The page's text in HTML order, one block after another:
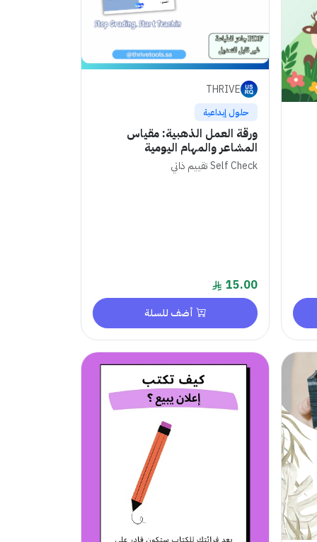
THRIVE
حلول إبداعية
ورقة العمل الذهبية: مقياس
المشاعر والمهام اليومية
Self Check تقييم ذاتي
15.00
أضف للسلة